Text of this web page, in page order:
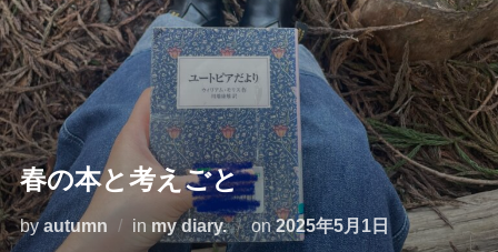
ス
キ
ッ
プ
春の本と考えごと
byautumn in my diary. on投
2025年5月1日